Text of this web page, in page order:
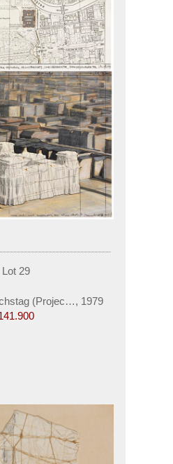
29
(Project for Berlin) (2-teilig)
, 1979